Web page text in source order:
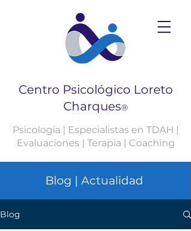
Centro Psicológico Loreto
Charques®
Psicología | Especialistas en TDAH |
Evaluaciones | Terapia | Coaching
Blog | Actualidad
Blog